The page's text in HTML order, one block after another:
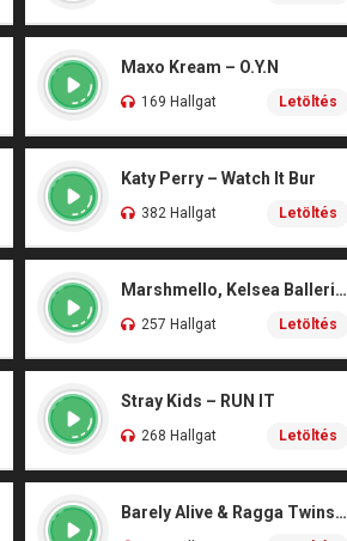
Maxo Kream – O.Y.N
169 Hallgat Letöltés
Katy Perry – Watch It Bur
382 Hallgat Letöltés
Marshmello, Kelsea Ballerini – Another Drink
257 Hallgat Letöltés
Stray Kids – RUN IT
268 Hallgat Letöltés
Barely Alive & Ragga Twins – We Set It